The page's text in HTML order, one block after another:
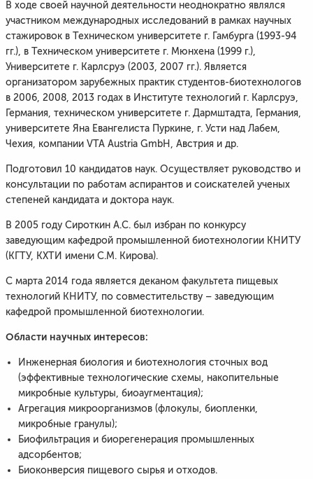
В ходе своей научной деятельности неоднократно являлся
участником международных исследований в рамках научных
стажировок в Техническом университете г. Гамбурга (1993-94
гг.), в Техническом университете г. Мюнхена (1999 г.),
Университете г. Карлсруэ (2003, 2007 гг.). Является
организатором зарубежных практик студентов-биотехнологов
в 2006, 2008, 2013 годах в Институте технологий г. Карлсруэ,
Германия, техническом университете г. Дармштадта, Германия,
университете Яна Евангелиста Пуркине, г. Усти над Лабем,
Чехия, компании VTA Austria GmbH, Австрия и др.
Подготовил 10 кандидатов наук. Осуществляет руководство и
консультации по работам аспирантов и соискателей ученых
степеней кандидата и доктора наук.
В 2005 году Сироткин А.С. был избран по конкурсу
заведующим кафедрой промышленной биотехнологии КНИТУ
(КГТУ, КХТИ имени С.М. Кирова).
С марта 2014 года является деканом факультета пищевых
технологий КНИТУ, по совместительству – заведующим
кафедрой промышленной биотехнологии.
Области научных интересов:
Инженерная биология и биотехнология сточных вод
(эффективные технологические схемы, накопительные
микробные культуры, биоаугментация);
Агрегация микроорганизмов (флокулы, биопленки,
микробные гранулы);
Биофильтрация и биорегенерация промышленных
адсорбентов;
Биоконверсия пищевого сырья и отходов.